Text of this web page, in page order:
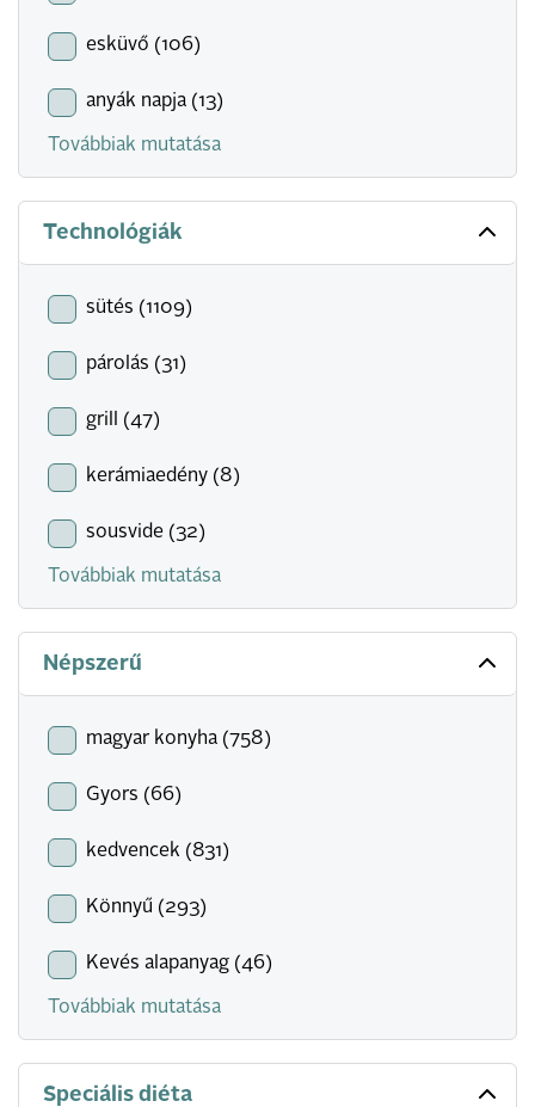
esküvő (106)
anyák napja (13)
Továbbiak mutatása
Technológiák
sütés (1109)
párolás (31)
grill (47)
kerámiaedény (8)
sousvide (32)
Továbbiak mutatása
Népszerű
magyar konyha (758)
Gyors (66)
kedvencek (831)
Könnyű (293)
Kevés alapanyag (46)
Továbbiak mutatása
Speciális diéta